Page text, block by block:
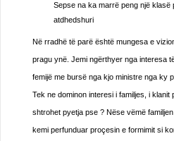
Sepse na ka marrë peng një klasë
atdhedshuri
Në rradhë të parë është mungesa e
pragu ynë. Jemi ngërthyer nga interesa
femijë me bursë nga kjo ministre nga ky
Tek ne dominon interesi i familjes, i klanit
shtrohet pyetja pse ? Nëse vëmë
kemi perfunduar proçesin e formimit si